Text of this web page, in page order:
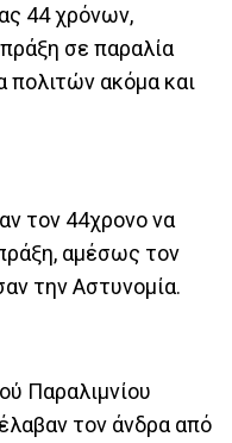
44 χρόνων,
σε παραλία
ακόμα και
τον 44χρονο να
αμέσως τον
την Αστυνομία.
Παραλιμνίου
τον άνδρα από